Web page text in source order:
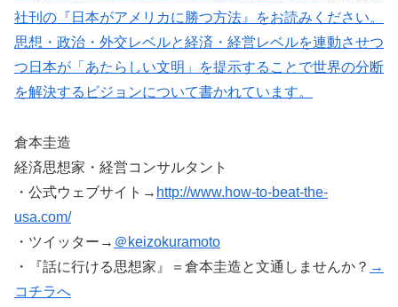
社刊の『日本がアメリカに勝つ方法』をお読みください。
思想・政治・外交レベルと経済・経営レベルを連動させつ
つ日本が「あたらしい文明」を提示することで世界の分断
を解決するビジョンについて書かれています。
倉本圭造
経済思想家・経営コンサルタント
・公式ウェブサイト→ http://www.how-to-beat-the-
usa.com/
・ツイッター→ ＠keizokuramoto
・『話に行ける思想家』＝倉本圭造と文通しませんか？ →
コチラへ